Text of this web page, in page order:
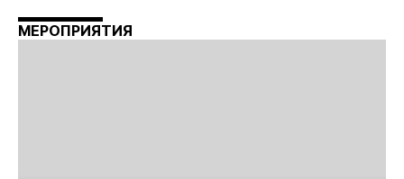
МЕРОПРИЯТИЯ